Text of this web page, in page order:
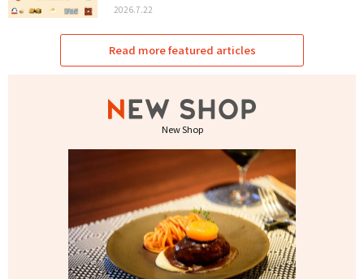
2026.7.22
Read more featured articles
New Shop